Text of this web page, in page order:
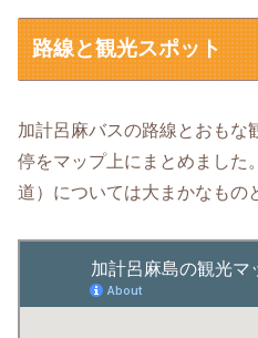
路線と観光スポット
加計呂麻バスの路線とおもな
停をマップ上にまとめました
道）については大まかなもの